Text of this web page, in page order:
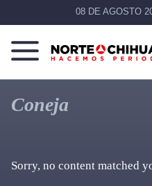
08 DE AGOSTO
Norte
De
Chihuahua
Más
que
noticias,
Coneja
Sorry, no content matched